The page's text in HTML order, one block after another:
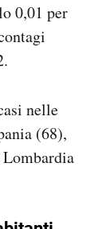
0,01 per
nelle
(68),